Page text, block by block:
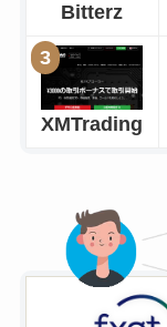
Bitterz
XMTrading